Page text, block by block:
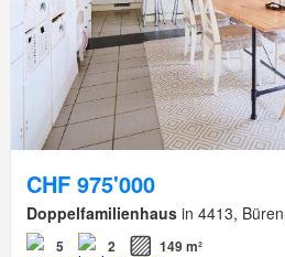
CHF 975'000
Doppelfamilienhaus in 4413,
5 2 149 m²